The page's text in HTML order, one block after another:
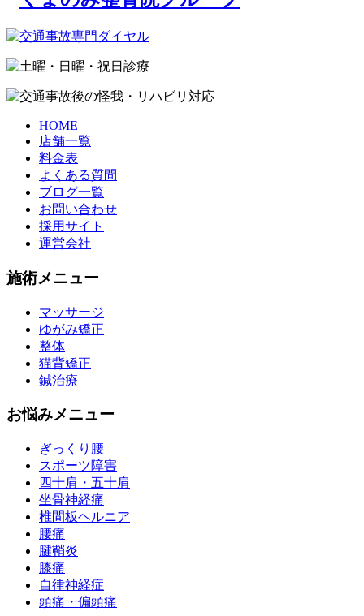
HOME
店舗一覧
料金表
よくある質問
ブログ一覧
お問い合わせ
採用サイト
運営会社
施術メニュー
マッサージ
ゆがみ矯正
整体
猫背矯正
鍼治療
お悩みメニュー
ぎっくり腰
スポーツ障害
四十肩・五十肩
坐骨神経痛
椎間板ヘルニア
腰痛
腱鞘炎
膝痛
自律神経症
頭痛・偏頭痛